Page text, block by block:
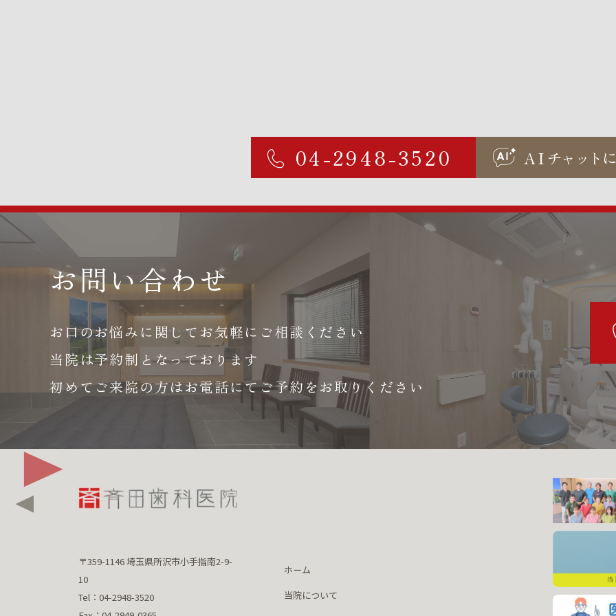
04-2948-3520 AIチャ ッ ト
お問い合わせ
お口のお悩みに関して お気軽にご相談ください
当院は予約制となっております
初めてご来院の方はお電話にてご予約をお取りください
〒359-1146 埼玉県所沢市小手指南2-9-
10
Tel：04-2948-3520
ホーム
当院について